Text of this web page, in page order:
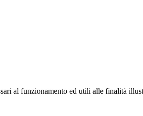
al funzionamento ed utili alle finalità